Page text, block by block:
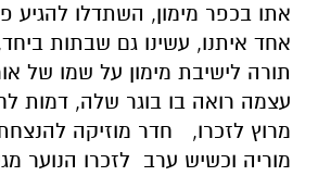
אתו בכפר מימון, השתדלו להגיע
אחד איתנו, עשינו גם שבתות
תורה לישיבת מימון על שמו של
עצמה רואה בו בוגר שלה, דמות
מרוץ לזכרו, חדר מוזיקה
מוריה וכשיש ערב לזכרו הנוער